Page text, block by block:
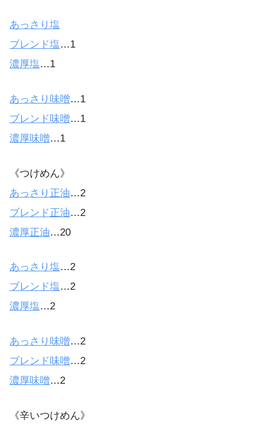
あっさり塩
ブレンド塩…1
濃厚塩…1
あっさり味噌…1
ブレンド味噌…1
濃厚味噌…1
《つけめん》
あっさり正油…2
ブレンド正油…2
濃厚正油…20
あっさり塩…2
ブレンド塩…2
濃厚塩…2
あっさり味噌…2
ブレンド味噌…2
濃厚味噌…2
《辛いつけめん》